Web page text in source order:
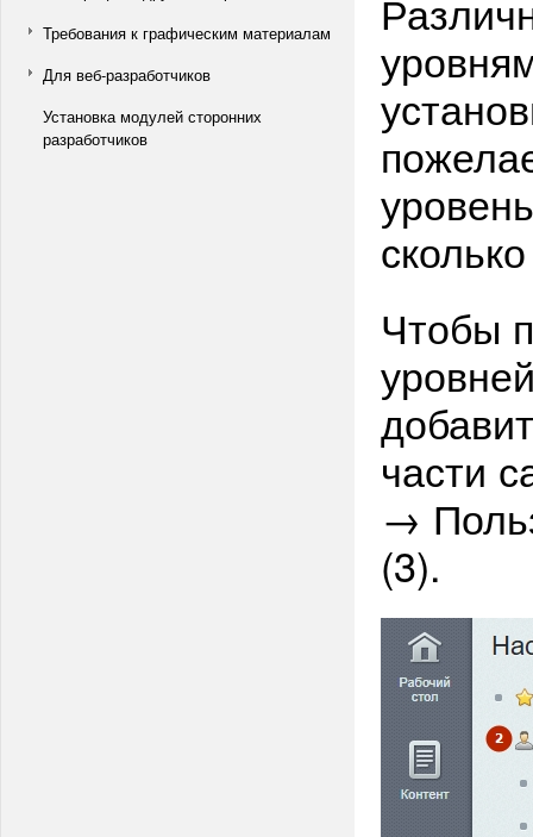
Требования к графическим материалам
Для веб-разработчиков
Установка модулей сторонних
разработчиков
Чтобы
части
→
(3).